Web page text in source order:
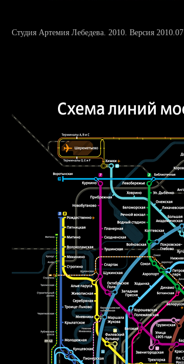
Студия Артемия Лебедева. 2010. Версия 2010.07